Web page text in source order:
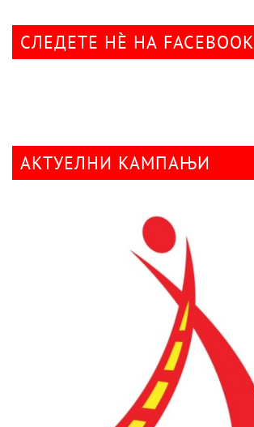
СЛЕДЕТЕ НÈ НА FACEBOOK
АКТУЕЛНИ КАМПАЊИ